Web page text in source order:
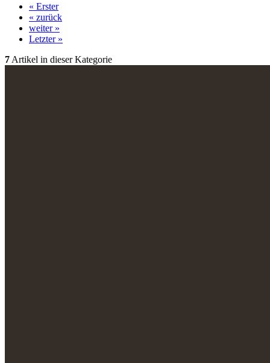
« Erster
« zurück
weiter »
Letzter »
7 Artikel in dieser Kategorie